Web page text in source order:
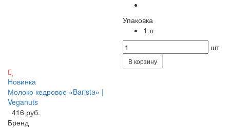
Упаковка
1 л
шт
В корзину
Новинка
Молоко кедровое «Barista» |
Veganuts
416 руб.
Бренд